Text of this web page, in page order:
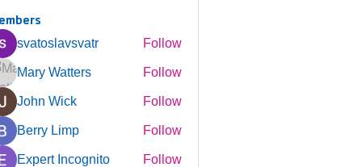
svatoslavsvatr Follow
Mary Watters Follow
John Wick Follow
Berry Limp Follow
Expert Incognito
Follow